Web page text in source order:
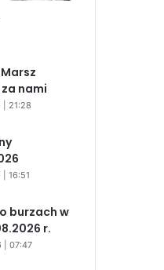
nami
| 21:28
16:51
burzach w
r.
| 07:47